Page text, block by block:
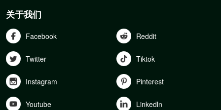
关于我们
Facebook Reddit
Twitter Tiktok
Instagram Pinterest
Youtube Linkedln